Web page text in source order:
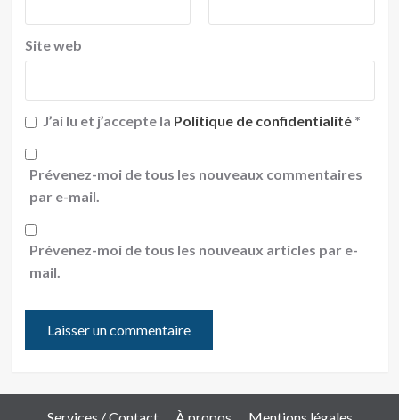
Site web
J’ai lu et j’accepte la Politique de confidentialité *
Prévenez-moi de tous les nouveaux commentaires
par e-mail.
Prévenez-moi de tous les nouveaux articles par e-
mail.